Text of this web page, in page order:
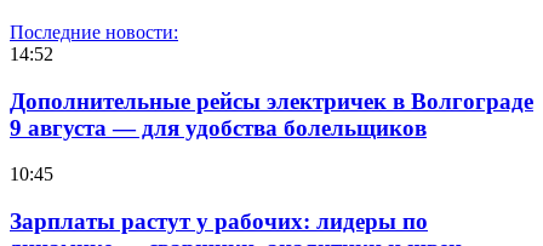
Последние новости:
14:52
Дополнительные рейсы электричек в Волгограде
9 августа — для удобства болельщиков
10:45
Зарплаты растут у рабочих: лидеры по